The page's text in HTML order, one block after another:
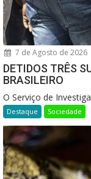
7 de Agosto de 2026
DETIDOS TRÊS
BRASILEIRO
O Serviço de
Destaque Sociedade